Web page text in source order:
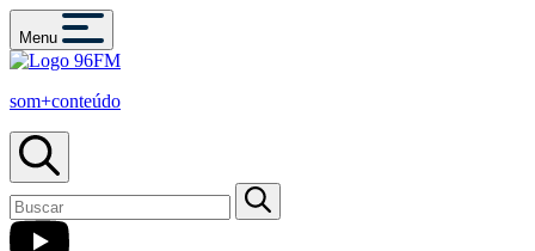
Menu
som+conteúdo